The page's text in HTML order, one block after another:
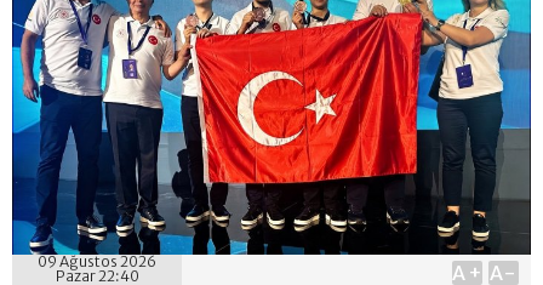
09 Ağustos 2026
Pazar 22:40
A+ A-